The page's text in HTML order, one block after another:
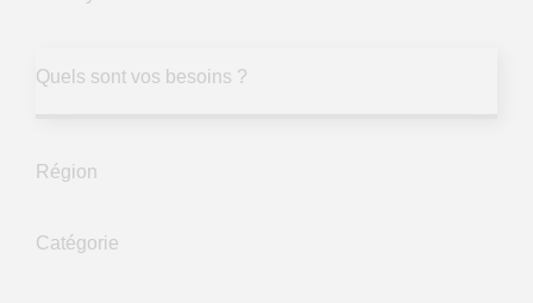
Quels sont vos besoins ?
Région
Catégorie